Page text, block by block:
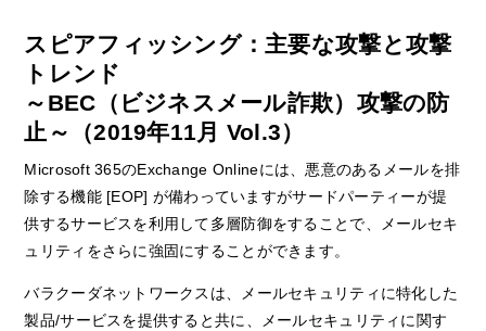
スピアフィッシング：主要な攻撃と攻撃
トレンド
～BEC（ビジネスメール詐欺）攻撃の防
止～（2019年11月 Vol.3）
Microsoft 365のExchange Onlineには、悪意のあるメールを排
除する機能 [EOP] が備わっていますがサードパーティーが提
供するサービスを利用して多層防御をすることで、メールセキ
ュリティをさらに強固にすることができます。
バラクーダネットワークスは、メールセキュリティに特化した
製品/サービスを提供すると共に、メールセキュリティに関す